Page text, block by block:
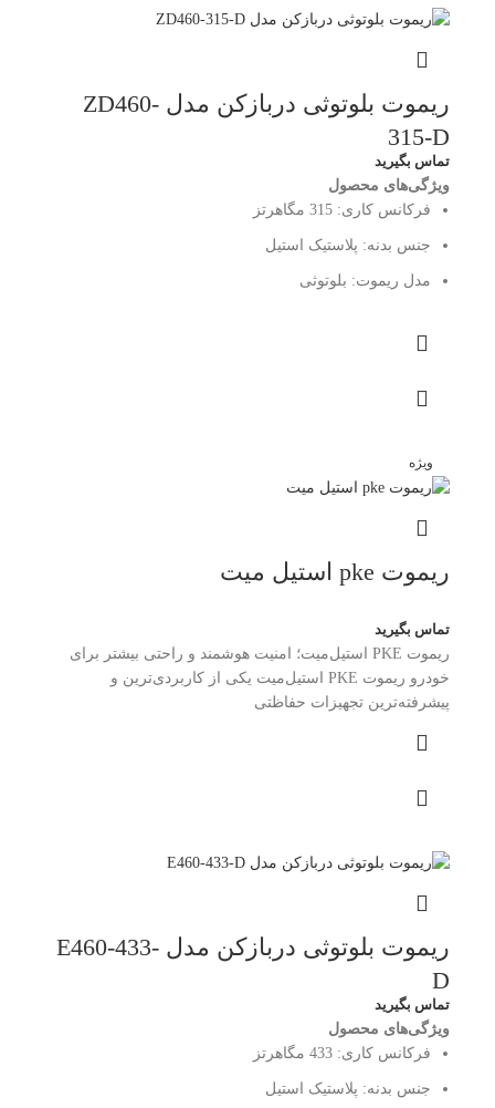
ریموت بلوتوثی دربازکن مدل ZD460-
315-D
تماس بگیرید
ویژگی‌های محصول
فرکانس کاری: 315 مگاهرتز
جنس بدنه: پلاستیک استیل
مدل ریموت: بلوتوثی
ویژه
ریموت pke استیل میت
تماس بگیرید
ریموت PKE استیل‌میت؛ امنیت هوشمند و راحتی بیشتر برای
خودرو ریموت PKE استیل‌میت یکی از کاربردی‌ترین و
پیشرفته‌ترین تجهیزات حفاظتی
ریموت بلوتوثی دربازکن مدل E460-433-
D
تماس بگیرید
ویژگی‌های محصول
فرکانس کاری: 433 مگاهرتز
جنس بدنه: پلاستیک استیل